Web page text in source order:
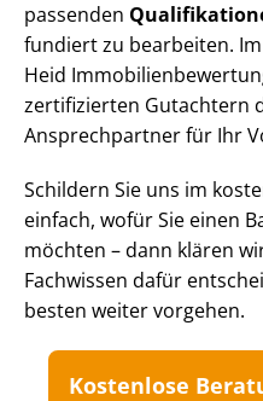
passenden
fundiert zu bearbeiten.
Heid
zertifizierten Gutachtern
Ansprechpartner für Ihr
Schildern Sie uns im
einfach, wofür Sie einen
möchten – dann klären
Fachwissen dafür
besten weiter vorgehen.
Kostenlose